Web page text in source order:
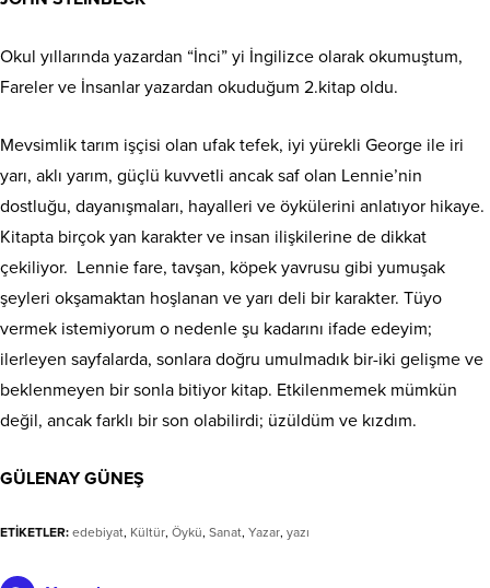
Okul yıllarında yazardan “İnci” yi İngilizce olarak okumuştum,
Fareler ve İnsanlar yazardan okuduğum 2.kitap oldu.
Mevsimlik tarım işçisi olan ufak tefek, iyi yürekli George ile iri
yarı, aklı yarım, güçlü kuvvetli ancak saf olan Lennie’nin
dostluğu, dayanışmaları, hayalleri ve öykülerini anlatıyor hikaye.
Kitapta birçok yan karakter ve insan ilişkilerine de dikkat
çekiliyor. Lennie fare, tavşan, köpek yavrusu gibi yumuşak
şeyleri okşamaktan hoşlanan ve yarı deli bir karakter. Tüyo
vermek istemiyorum o nedenle şu kadarını ifade edeyim;
ilerleyen sayfalarda, sonlara doğru umulmadık bir-iki gelişme ve
beklenmeyen bir sonla bitiyor kitap. Etkilenmemek mümkün
değil, ancak farklı bir son olabilirdi; üzüldüm ve kızdım.
GÜLENAY GÜNEŞ
ETİKETLER: edebiyat, Kültür, Öykü, Sanat, Yazar, yazı